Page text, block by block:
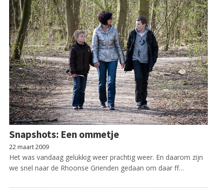
Snapshots: Een ommetje
22 maart 2009
Het was vandaag gelukkig weer prachtig weer. En daarom zijn
we snel naar de Rhoonse Grienden gedaan om daar ff…